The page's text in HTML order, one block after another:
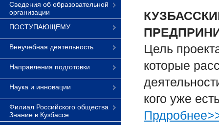
Сведения об образовательной
организации
ПОСТУПАЮЩЕМУ
Внеучебная деятельность
Направления подготовки
Наука и инновации
Филиал Российского общества
Знание в Кузбассе
Цель
которые
кого уже